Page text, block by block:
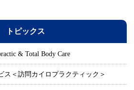
トピックス
& Total Body Care
ス＜訪問カイロプラクティック＞